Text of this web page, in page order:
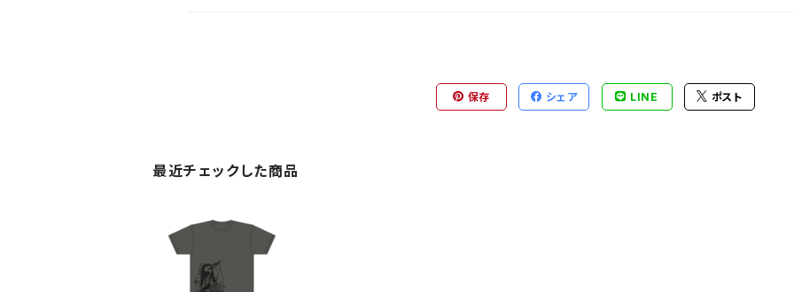
保存 シェア LINE ポスト
最近チェックした商品